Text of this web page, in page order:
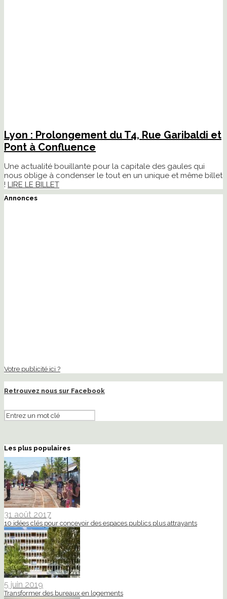
Lyon : Prolongement du T4, Rue Garibaldi et
Pont à Confluence
Une actualité bouillante pour la capitale des gaules qui
nous oblige à condenser le tout en un unique et même billet
! LIRE LE BILLET
Annonces
Votre publicité ici ?
Retrouvez nous sur Facebook
Les plus populaires
31 août 2017
10 idées clés pour concevoir des espaces publics plus attrayants
5 juin 2019
Transformer des bureaux en logements